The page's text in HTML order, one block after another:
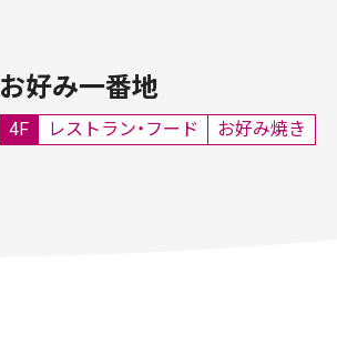
お好み一番地
4F レストラン・フード お好み焼き